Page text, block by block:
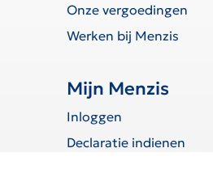
Onze vergoedingen
Werken bij Menzis
Mijn Menzis
Inloggen
Declaratie indienen